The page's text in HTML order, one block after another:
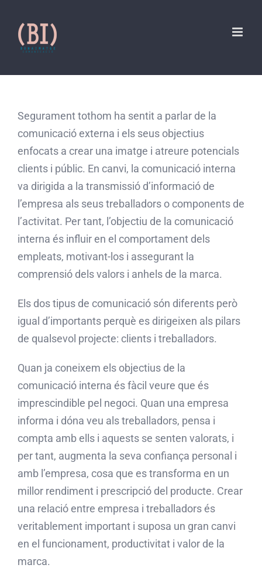
content
Segurament tothom ha sentit a parlar de la
comunicació externa i els seus objectius
enfocats a crear una imatge i atreure potencials
clients i públic. En canvi, la comunicació interna
va dirigida a la transmissió d’informació de
l’empresa als seus treballadors o components de
l’activitat. Per tant, l’objectiu de la comunicació
interna és influir en el comportament dels
empleats, motivant-los i assegurant la
comprensió dels valors i anhels de la marca.
Els dos tipus de comunicació són diferents però
igual d’importants perquè es dirigeixen als pilars
de qualsevol projecte: clients i treballadors.
Quan ja coneixem els objectius de la
comunicació interna és fàcil veure que és
imprescindible pel negoci. Quan una empresa
informa i dóna veu als treballadors, pensa i
compta amb ells i aquests se senten valorats, i
per tant, augmenta la seva confiança personal i
amb l’empresa, cosa que es transforma en un
millor rendiment i prescripció del producte. Crear
una relació entre empresa i treballadors és
veritablement important i suposa un gran canvi
en el funcionament, productivitat i valor de la
marca.